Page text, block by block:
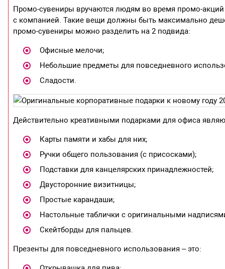
Промо-сувениры вручаются людям во время промо-
с компанией. Такие вещи должны быть максимально
промо-сувениры можно разделить на 2 подвида:
Офисные мелочи;
Небольшие предметы для повседневного
Сладости.
Действительно креативными подарками для офиса
Карты памяти и хабы для них;
Ручки общего пользования (с присосками);
Подставки для канцелярских принадлежностей;
Двусторонние визитницы;
Простые карандаши;
Настольные таблички с оригинальными
Скейтборды для пальцев.
Презенты для повседневного использования – это: